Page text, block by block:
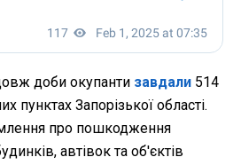
доби окупанти завдали 514
пунктах Запорізької області.
про пошкодження
автівок та об'єктів